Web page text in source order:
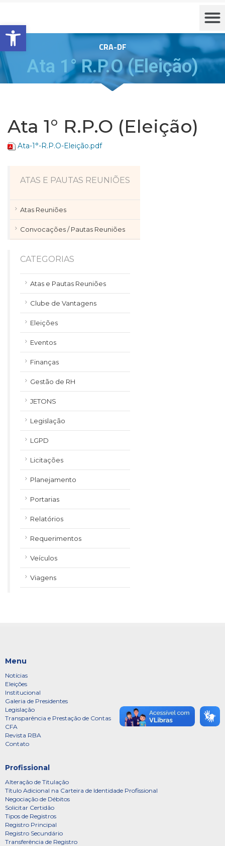
Barra de Ferramentas Aberta
CRA-DF
Ata 1° R.P.O (Eleição)
Ata 1° R.P.O (Eleição)
Ata-1°-R.P.O-Eleição.pdf
ATAS E PAUTAS REUNIÕES
Atas Reuniões
Convocações / Pautas Reuniões
CATEGORIAS
Atas e Pautas Reuniões
Clube de Vantagens
Eleições
Eventos
Finanças
Gestão de RH
JETONS
Legislação
LGPD
Licitações
Planejamento
Portarias
Relatórios
Requerimentos
Veículos
Viagens
Menu
Notícias
Eleições
Institucional
Galeria de Presidentes
Legislação
Transparência e Prestação de Contas
CFA
Revista RBA
Contato
Profissional
Alteração de Titulação
Título Adicional na Carteira de Identidade Profissional
Negociação de Débitos
Solicitar Certidão
Tipos de Registros
Registro Principal
Registro Secundário
Transferência de Registro